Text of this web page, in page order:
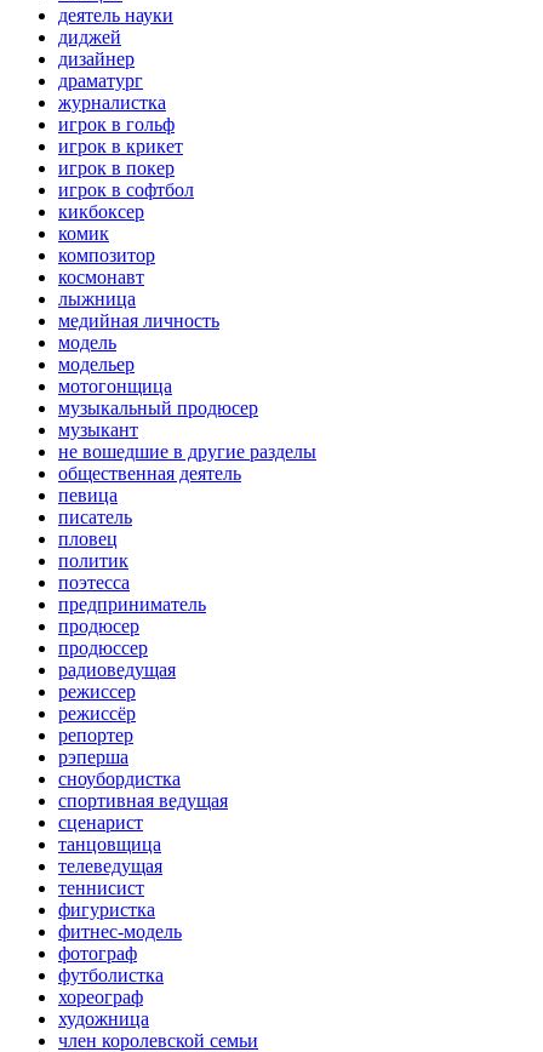
деятель науки
диджей
дизайнер
драматург
журналистка
игрок в гольф
игрок в крикет
игрок в покер
игрок в софтбол
кикбоксер
комик
композитор
космонавт
лыжница
медийная личность
модель
модельер
мотогонщица
музыкальный продюсер
музыкант
не вошедшие в другие разделы
общественная деятель
певица
писатель
пловец
политик
поэтесса
предприниматель
продюсер
продюссер
радиоведущая
режиссер
режиссёр
репортер
рэперша
сноубордистка
спортивная ведущая
сценарист
танцовщица
телеведущая
теннисист
фигуристка
фитнес-модель
фотограф
футболистка
хореограф
художница
член королевской семьи